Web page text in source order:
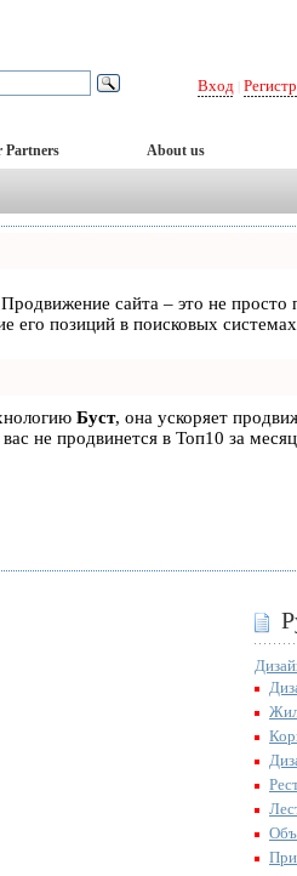
Вход
Partners About us
сайта – это не просто
его позиций в поисковых
Буст, она ускоряет
не продвинется в Топ10 за